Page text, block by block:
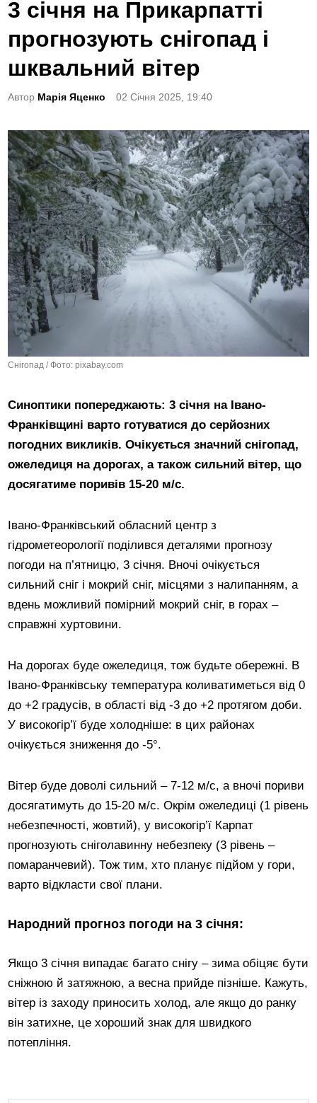
s
e
d
i
3 січня на Прикарпатті
прогнозують снігопад і
шквальний вітер
Автор Марія Яценко 02 Січня 2025, 19:40
Снігопад / Фото: pixabay.com
Синоптики попереджають: 3 січня на Івано-
Франківщині варто готуватися до серйозних
погодних викликів. Очікується значний снігопад,
ожеледиця на дорогах, а також сильний вітер, що
досягатиме поривів 15-20 м/с.
Івано-Франківський обласний центр з
гідрометеорології поділився деталями прогнозу
погоди на п’ятницю, 3 січня. Вночі очікується
сильний сніг і мокрий сніг, місцями з налипанням, а
вдень можливий помірний мокрий сніг, в горах –
справжні хуртовини.
На дорогах буде ожеледиця, тож будьте обережні. В
Івано-Франківську температура коливатиметься від 0
до +2 градусів, в області від -3 до +2 протягом доби.
У високогір’ї буде холодніше: в цих районах
очікується зниження до -5°.
Вітер буде доволі сильний – 7-12 м/с, а вночі пориви
досягатимуть до 15-20 м/с. Окрім ожеледиці (1 рівень
небезпечності, жовтий), у високогір’ї Карпат
прогнозують сніголавинну небезпеку (3 рівень –
помаранчевий). Тож тим, хто планує підйом у гори,
варто відкласти свої плани.
Народний прогноз погоди на 3 січня:
Якщо 3 січня випадає багато снігу – зима обіцяє бути
сніжною й затяжною, а весна прийде пізніше. Кажуть,
вітер із заходу приносить холод, але якщо до ранку
він затихне, це хороший знак для швидкого
потепління.